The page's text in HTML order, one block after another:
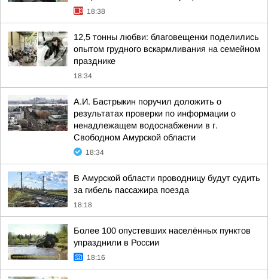
18:38
12,5 тонны любви: благовещенки поделились
опытом грудного вскармливания на семейном
празднике
18:34
А.И. Бастрыкин поручил доложить о
результатах проверки по информации о
ненадлежащем водоснабжении в г.
Свободном Амурской области
18:34
В Амурской области проводницу будут судить
за гибель пассажира поезда
18:18
Более 100 опустевших населённых пунктов
упразднили в России
18:16